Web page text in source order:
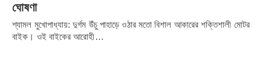
ঘোষণা
শ্যামল মুখোপাধ্যায়: দুর্গম উঁচু পাহাড়ে ওঠার মতো বিশাল আকারের শক্তিশালী মোটর
বাইক। ওই বাইকের আরোহী…